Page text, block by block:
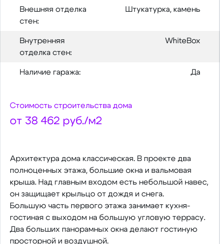
Внешняя отделка
стен:
Штукатурка, камень
Внутренняя
отделка стен:
WhiteBox
Наличие гаража: Да
Стоимость строительства дома
от 38 462 руб./м2
Архитектура дома классическая. В проекте два
полноценных этажа, большие окна и вальмовая
крыша. Над главным входом есть небольшой навес,
он защищает крыльцо от дождя и снега.
Большую часть первого этажа занимает кухня-
гостиная с выходом на большую угловую террасу.
Два больших панорамных окна делают гостиную
просторной и воздушной.